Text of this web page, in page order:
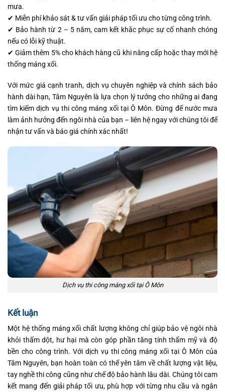
mưa.
✔ Miễn phí khảo sát & tư vấn giải pháp tối ưu cho từng công trình.
✔ Bảo hành từ 2 – 5 năm, cam kết khắc phục sự cố nhanh chóng
nếu có lỗi kỹ thuật.
✔ Giảm thêm 5% cho khách hàng cũ khi nâng cấp hoặc thay mới hệ
thống máng xối.
Với mức giá cạnh tranh, dịch vụ chuyên nghiệp và chính sách bảo
hành dài hạn, Tâm Nguyên là lựa chọn lý tưởng cho những ai đang
tìm kiếm dịch vụ thi công máng xối tại Ô Môn. Đừng để nước mưa
làm ảnh hưởng đến ngôi nhà của bạn – liên hệ ngay với chúng tôi để
nhận tư vấn và báo giá chính xác nhất!
Dịch vụ thi công máng xối tại Ô Môn
Kết luận
Một hệ thống máng xối chất lượng không chỉ giúp bảo vệ ngôi nhà
khỏi thấm dột, hư hại mà còn góp phần tăng tính thẩm mỹ và độ
bền cho công trình. Với dịch vụ thi công máng xối tại Ô Môn của
Tâm Nguyên, bạn hoàn toàn có thể yên tâm về chất lượng vật liệu,
tay nghề thi công cũng như chế độ bảo hành lâu dài. Chúng tôi cam
kết mang đến giải pháp tối ưu, phù hợp với từng nhu cầu và ngân